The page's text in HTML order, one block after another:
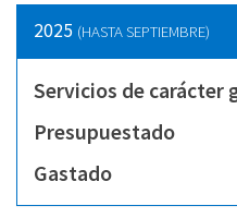
2025 (HASTA SEPTIEMBRE)
Servicios de carácter
Presupuestado
Gastado